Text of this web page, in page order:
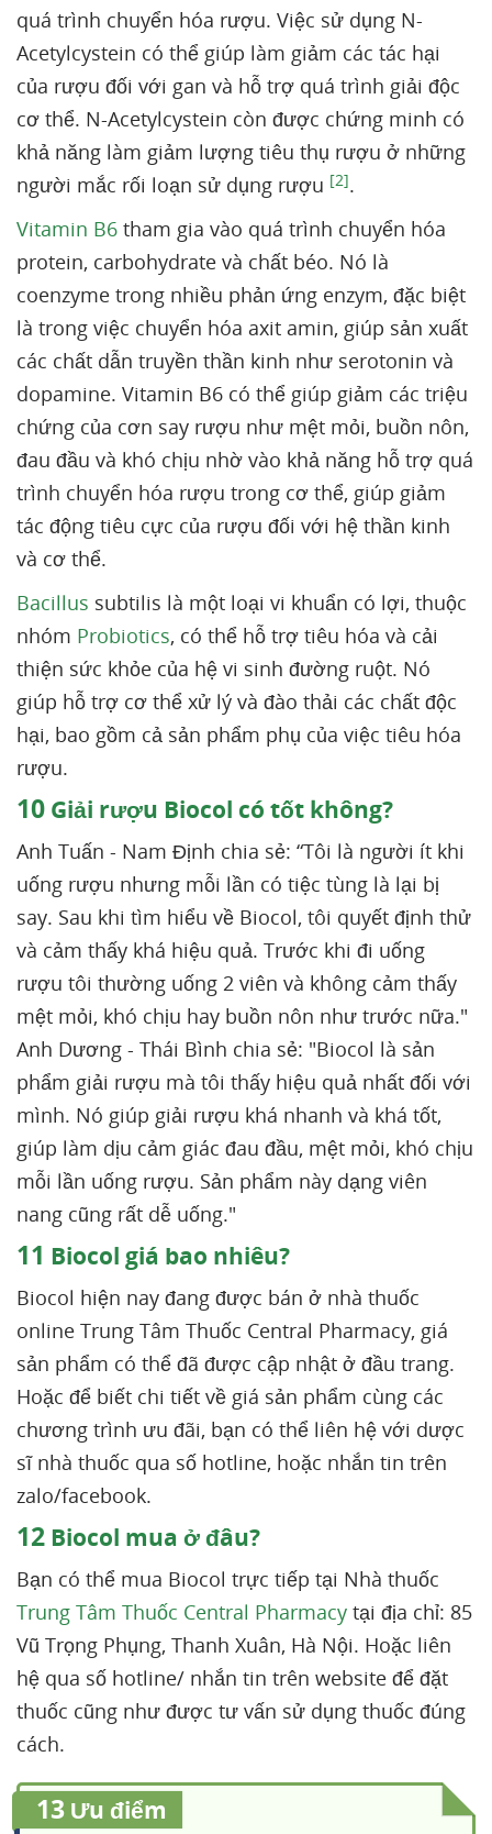
quá trình chuyển hóa rượu. Việc sử dụng N-
Acetylcystein có thể giúp làm giảm các tác hại
của rượu đối với gan và hỗ trợ quá trình giải độc
cơ thể. N-Acetylcystein còn được chứng minh có
khả năng làm giảm lượng tiêu thụ rượu ở những
người mắc rối loạn sử dụng rượu [2].
Vitamin B6 tham gia vào quá trình chuyển hóa
protein, carbohydrate và chất béo. Nó là
coenzyme trong nhiều phản ứng enzym, đặc biệt
là trong việc chuyển hóa axit amin, giúp sản xuất
các chất dẫn truyền thần kinh như serotonin và
dopamine. Vitamin B6 có thể giúp giảm các triệu
chứng của cơn say rượu như mệt mỏi, buồn nôn,
đau đầu và khó chịu nhờ vào khả năng hỗ trợ quá
trình chuyển hóa rượu trong cơ thể, giúp giảm
tác động tiêu cực của rượu đối với hệ thần kinh
và cơ thể.
Bacillus subtilis là một loại vi khuẩn có lợi, thuộc
nhóm Probiotics, có thể hỗ trợ tiêu hóa và cải
thiện sức khỏe của hệ vi sinh đường ruột. Nó
giúp hỗ trợ cơ thể xử lý và đào thải các chất độc
hại, bao gồm cả sản phẩm phụ của việc tiêu hóa
rượu.
10 Giải rượu Biocol có tốt không?
Anh Tuấn - Nam Định chia sẻ: “Tôi là người ít khi
uống rượu nhưng mỗi lần có tiệc tùng là lại bị
say. Sau khi tìm hiểu về Biocol, tôi quyết định thử
và cảm thấy khá hiệu quả. Trước khi đi uống
rượu tôi thường uống 2 viên và không cảm thấy
mệt mỏi, khó chịu hay buồn nôn như trước nữa."
Anh Dương - Thái Bình chia sẻ: "Biocol là sản
phẩm giải rượu mà tôi thấy hiệu quả nhất đối với
mình. Nó giúp giải rượu khá nhanh và khá tốt,
giúp làm dịu cảm giác đau đầu, mệt mỏi, khó chịu
mỗi lần uống rượu. Sản phẩm này dạng viên
nang cũng rất dễ uống."
11 Biocol giá bao nhiêu?
Biocol hiện nay đang được bán ở nhà thuốc
online Trung Tâm Thuốc Central Pharmacy, giá
sản phẩm có thể đã được cập nhật ở đầu trang.
Hoặc để biết chi tiết về giá sản phẩm cùng các
chương trình ưu đãi, bạn có thể liên hệ với dược
sĩ nhà thuốc qua số hotline, hoặc nhắn tin trên
zalo/facebook.
12 Biocol mua ở đâu?
Bạn có thể mua Biocol trực tiếp tại Nhà thuốc
Trung Tâm Thuốc Central Pharmacy tại địa chỉ: 85
Vũ Trọng Phụng, Thanh Xuân, Hà Nội. Hoặc liên
hệ qua số hotline/ nhắn tin trên website để đặt
thuốc cũng như được tư vấn sử dụng thuốc đúng
cách.
13 Ưu điểm